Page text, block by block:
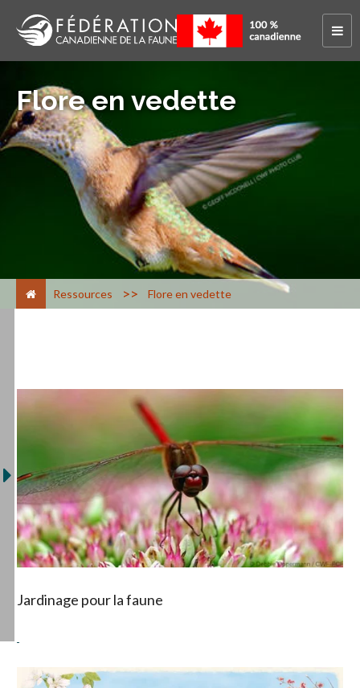
Flore en vedette
Ressources > Flore en vedette
Jardinage pour la faune